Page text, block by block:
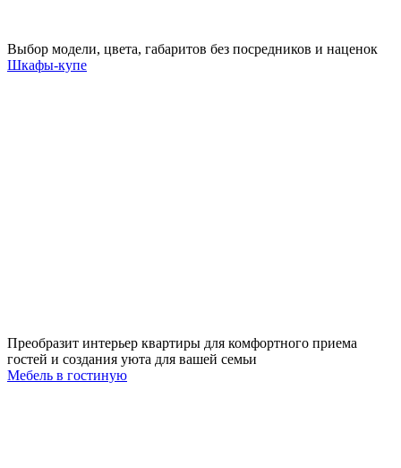
Выбор модели, цвета, габаритов без посредников и наценок
Шкафы-купе
Преобразит интерьер квартиры для комфортного приема
гостей и создания уюта для вашей семьи
Мебель в гостиную